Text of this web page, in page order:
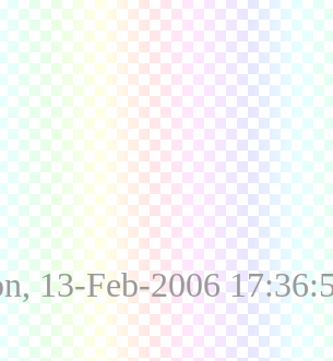
13-Feb-2006